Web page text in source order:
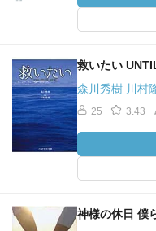
救いたい
森川秀樹 川村
25 3.43
神様の休日 僕